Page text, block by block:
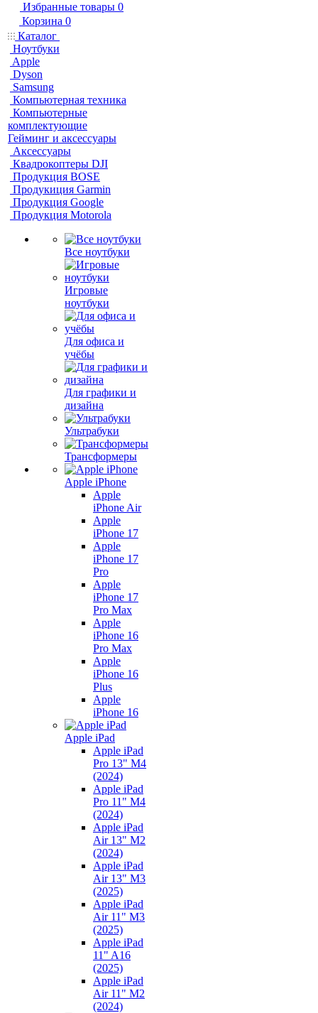
Избранные товары 0
Корзина 0
Каталог
Ноутбуки
Apple
Dyson
Samsung
Компьютерная техника
Компьютерные
комплектующие
Гейминг и аксессуары
Аксессуары
Квадрокоптеры DJI
Продукция BOSE
Продукиция Garmin
Продукция Google
Продукция Motorola
Все ноутбуки
Игровые
ноутбуки
Для офиса и
учёбы
Для графики и
дизайна
Ультрабуки
Трансформеры
Apple iPhone
Apple
iPhone Air
Apple
iPhone 17
Apple
iPhone 17
Pro
Apple
iPhone 17
Pro Max
Apple
iPhone 16
Pro Max
Apple
iPhone 16
Plus
Apple
iPhone 16
Apple iPad
Apple iPad
Pro 13" M4
(2024)
Apple iPad
Pro 11" M4
(2024)
Apple iPad
Air 13" M2
(2024)
Apple iPad
Air 13" M3
(2025)
Apple iPad
Air 11" M3
(2025)
Apple iPad
11" A16
(2025)
Apple iPad
Air 11" M2
(2024)